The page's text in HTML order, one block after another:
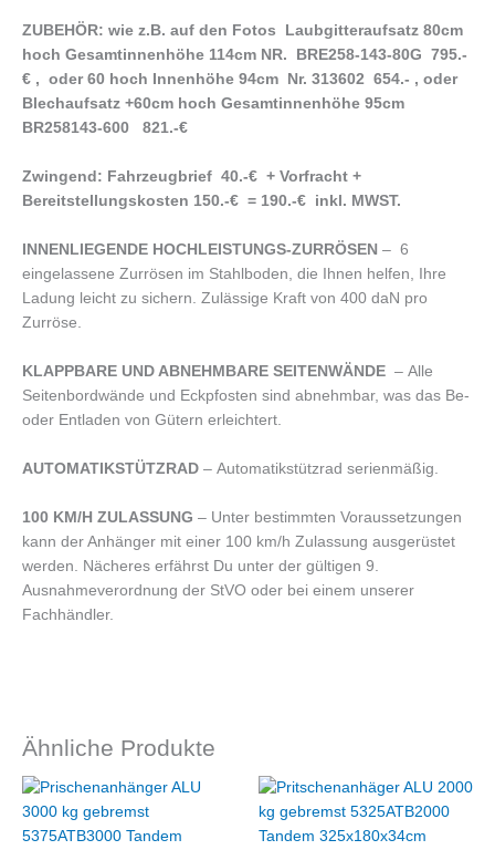
ZUBEHÖR: wie z.B. auf den Fotos Laubgitteraufsatz 80cm
hoch Gesamtinnenhöhe 114cm NR. BRE258-143-80G 795.-
€ , oder 60 hoch Innenhöhe 94cm Nr. 313602 654.- , oder
Blechaufsatz +60cm hoch Gesamtinnenhöhe 95cm
BR258143-600 821.-€
Zwingend: Fahrzeugbrief 40.-€ + Vorfracht +
Bereitstellungskosten 150.-€ = 190.-€ inkl. MWST.
INNENLIEGENDE HOCHLEISTUNGS-ZURRÖSEN – 6
eingelassene Zurrösen im Stahlboden, die Ihnen helfen, Ihre
Ladung leicht zu sichern. Zulässige Kraft von 400 daN pro
Zurröse.
KLAPPBARE UND ABNEHMBARE SEITENWÄNDE – Alle
Seitenbordwände und Eckpfosten sind abnehmbar, was das Be-
oder Entladen von Gütern erleichtert.
AUTOMATIKSTÜTZRAD – Automatikstützrad serienmäßig.
100 KM/H ZULASSUNG – Unter bestimmten Voraussetzungen
kann der Anhänger mit einer 100 km/h Zulassung ausgerüstet
werden. Nächeres erfährst Du unter der gültigen 9.
Ausnahmeverordnung der StVO oder bei einem unserer
Fachhändler.
Ähnliche Produkte
Ursprünglicher
war:
5.044,98 €
Aktueller
4.693,36 €.
Ursprünglicher
war:
3.808,00 €
Aktueller
ist:
3.594,99 €.